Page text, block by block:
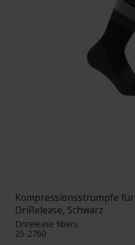
Kompressionsstrümpfe
DriRelease, Schwarz
Drirelease fibers
25-2760